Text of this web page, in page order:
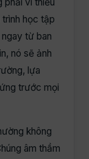
học tập
từ ban
nó sẽ ảnh
lựa
trước mọi
không
âm thầm